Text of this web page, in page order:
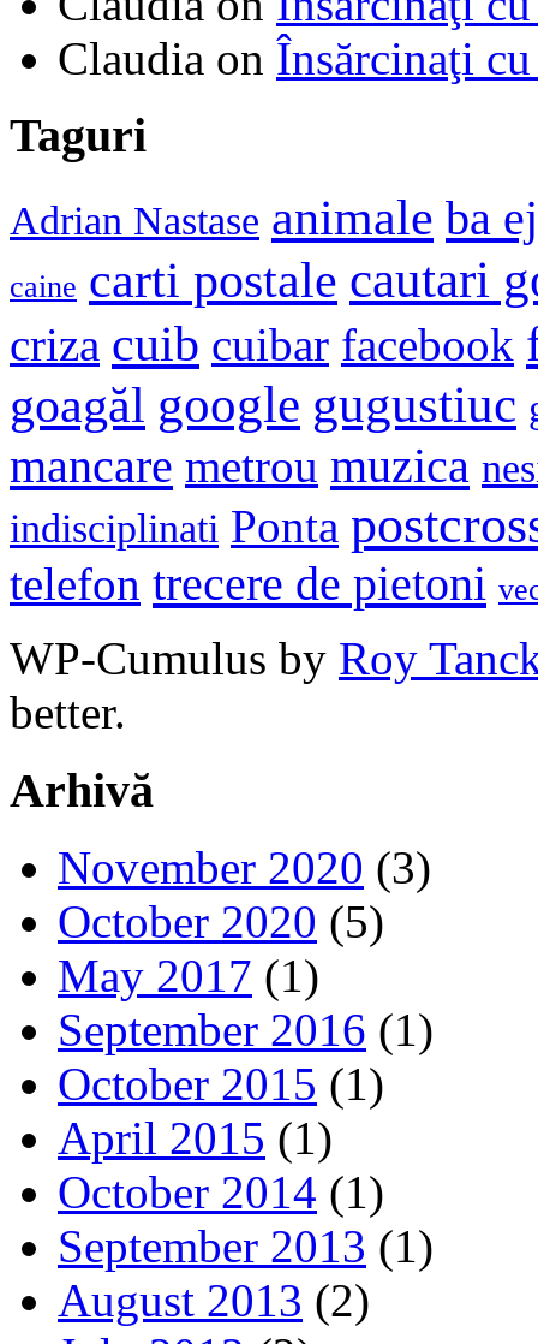
Claudia on Însărcinaţi
Taguri
Adrian Nastase animale ba
caine carti postale cautari
criza cuib cuibar facebook
goagăl google gugustiuc
mancare metrou muzica
indisciplinati Ponta
telefon trecere de pietoni
WP-Cumulus by Roy
better.
Arhivă
November 2020 (3)
October 2020 (5)
May 2017 (1)
September 2016 (1)
October 2015 (1)
April 2015 (1)
October 2014 (1)
September 2013 (1)
August 2013 (2)